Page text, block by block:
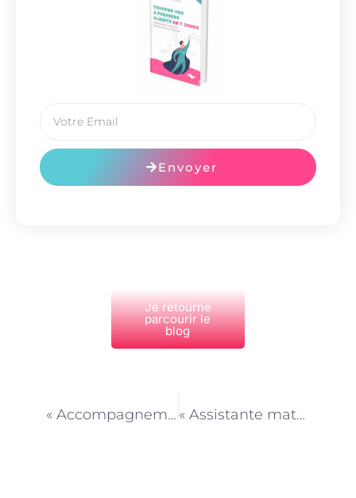
Envoyer
Je retourne
parcourir le
blog
« Accompagnement scolaire à Paris : l’aide personnalisée pour chaque élève » « Assistante maternelle à Paris : l’équilibre entre jeux libres et activités adaptées »